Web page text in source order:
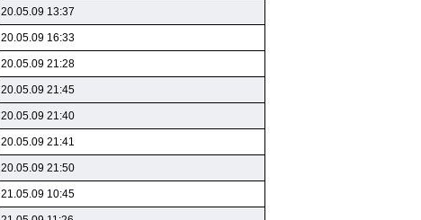
20.05.09 13:37
20.05.09 16:33
20.05.09 21:28
20.05.09 21:45
20.05.09 21:40
20.05.09 21:41
20.05.09 21:50
21.05.09 10:45